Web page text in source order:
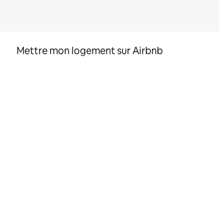
Mettre mon logement sur Airbnb